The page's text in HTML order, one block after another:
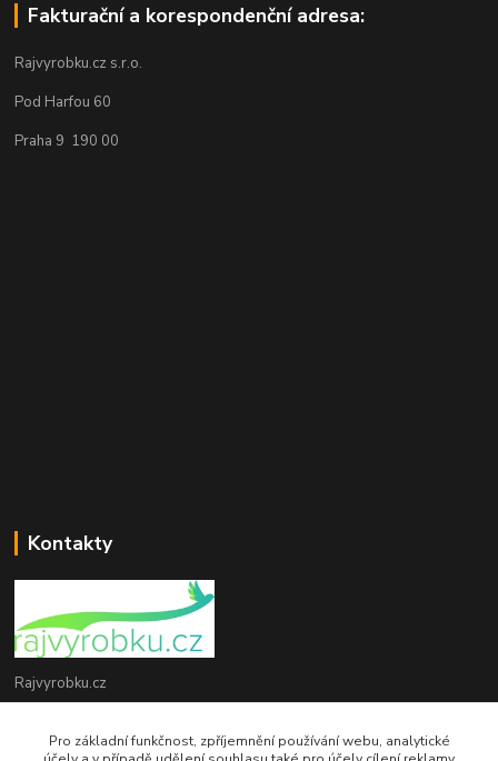
Fakturační a korespondenční adresa:
Rajvyrobku.cz s.r.o.
Pod Harfou 60
Praha 9 190 00
Kontakty
Rajvyrobku.cz
+420 735 538 799
Pro základní funkčnost, zpříjemnění používání webu, analytické